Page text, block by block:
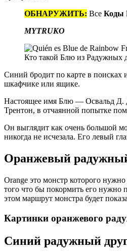
ОБНАРУЖИТЬ: Все Коды
MYTRUKO
Кто такой Блю из Радужных
Синий бродит по карте в поисках
шкафчике или ящике.
Настоящее имя Блю — Освальд Д.
Трентон, в отчаянной попытке
Он выглядит как очень большой
никогда не исчезала. Его левый
Оранжевый
Orange это монстр которого
того что бы покормить его нужно
этом маршрут монстра будет
Картинки оранжевого
Синий радужный